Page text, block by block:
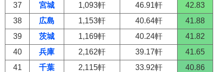
37
宮城 1,093軒 46.91軒
42.83
38
広島 1,153軒 40.64軒
41.88
39
茨城 1,169軒 40.24軒
41.82
40
兵庫 2,162軒 39.17軒
41.65
41
千葉 2,115軒 33.92軒
40.86